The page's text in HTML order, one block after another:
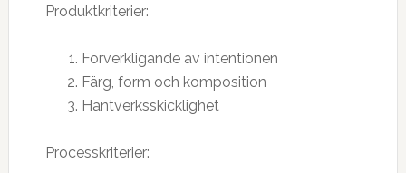
Produktkriterier:
Förverkligande av intentionen
Färg, form och komposition
Hantverksskicklighet
Processkriterier: